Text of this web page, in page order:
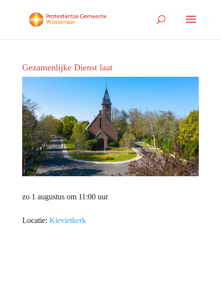
Gezamenlijke Dienst laat
zo 1 augustus om 11:00 uur
Locatie: Kievietkerk